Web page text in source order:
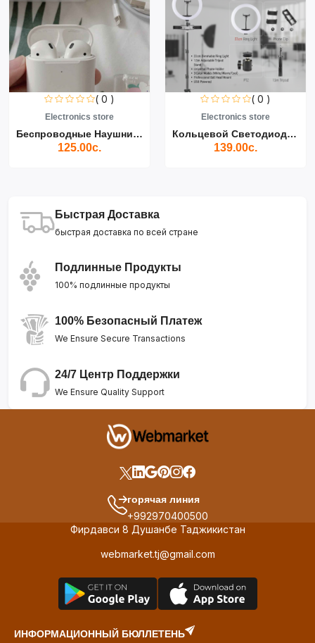
( 0 )
Electronics store
Беспроводные Наушники Air...
125.00с.
( 0 )
Electronics store
Кольцевой Светодиодный Св...
139.00с.
Быстрая Доставка
быстрая доставка по всей стране
Подлинные Продукты
100% подлинные продукты
100% Безопасный Платеж
We Ensure Secure Transactions
24/7 Центр Поддержки
We Ensure Quality Support
горячая линия
+992970400500
Фирдавси 8 Душанбе Таджикистан
webmarket.tj@gmail.com
ИНФОРМАЦИОННЫЙ БЮЛЛЕТЕНЬ